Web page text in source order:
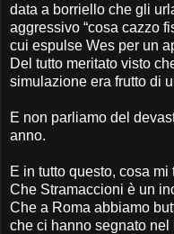
data a borriello che gli
aggressivo “cosa cazzo
cui espulse Wes per un
Del tutto meritato visto
simulazione era frutto di
E non parliamo del
anno.
E in tutto questo, cosa mi
Che Stramaccioni è un
Che a Roma abbiamo
che ci hanno segnato